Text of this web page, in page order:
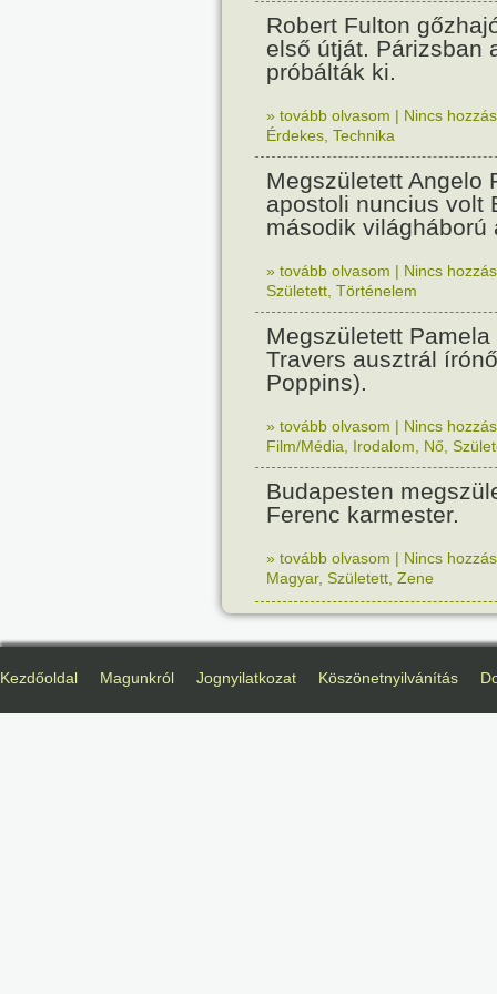
Robert Fulton
első útját. Párizsban
próbálták ki.
» tovább olvasom | Nincs
Érdekes Technika
Megszületett Angelo
apostoli nuncius volt
második világháború
» tovább olvasom | Nincs
Született Történelem
Megszületett Pamela
Travers ausztrál
Poppins).
» tovább olvasom | Nincs
Film/Média
Irodalom Nő
Budapesten
Ferenc karmester.
» tovább olvasom | Nincs
Magyar, Született Zene
Kezdőoldal Magunkról Jognyilatkozat Köszönetnyilvánítás